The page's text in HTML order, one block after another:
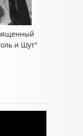
и Шут"